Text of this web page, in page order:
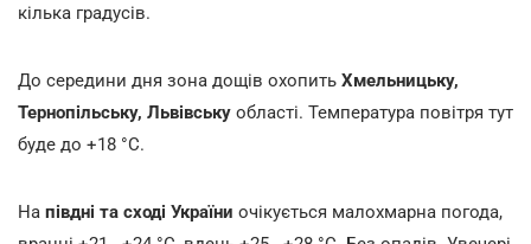
кілька градусів.
До середини дня зона дощів охопить Хмельницьку,
Тернопільську, Львівську області. Температура повітря тут
буде до +18 °С.
На півдні та сході України очікується малохмарна погода,